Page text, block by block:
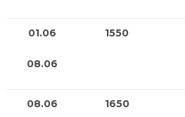
01.06
08.06
1550
08.06 1650